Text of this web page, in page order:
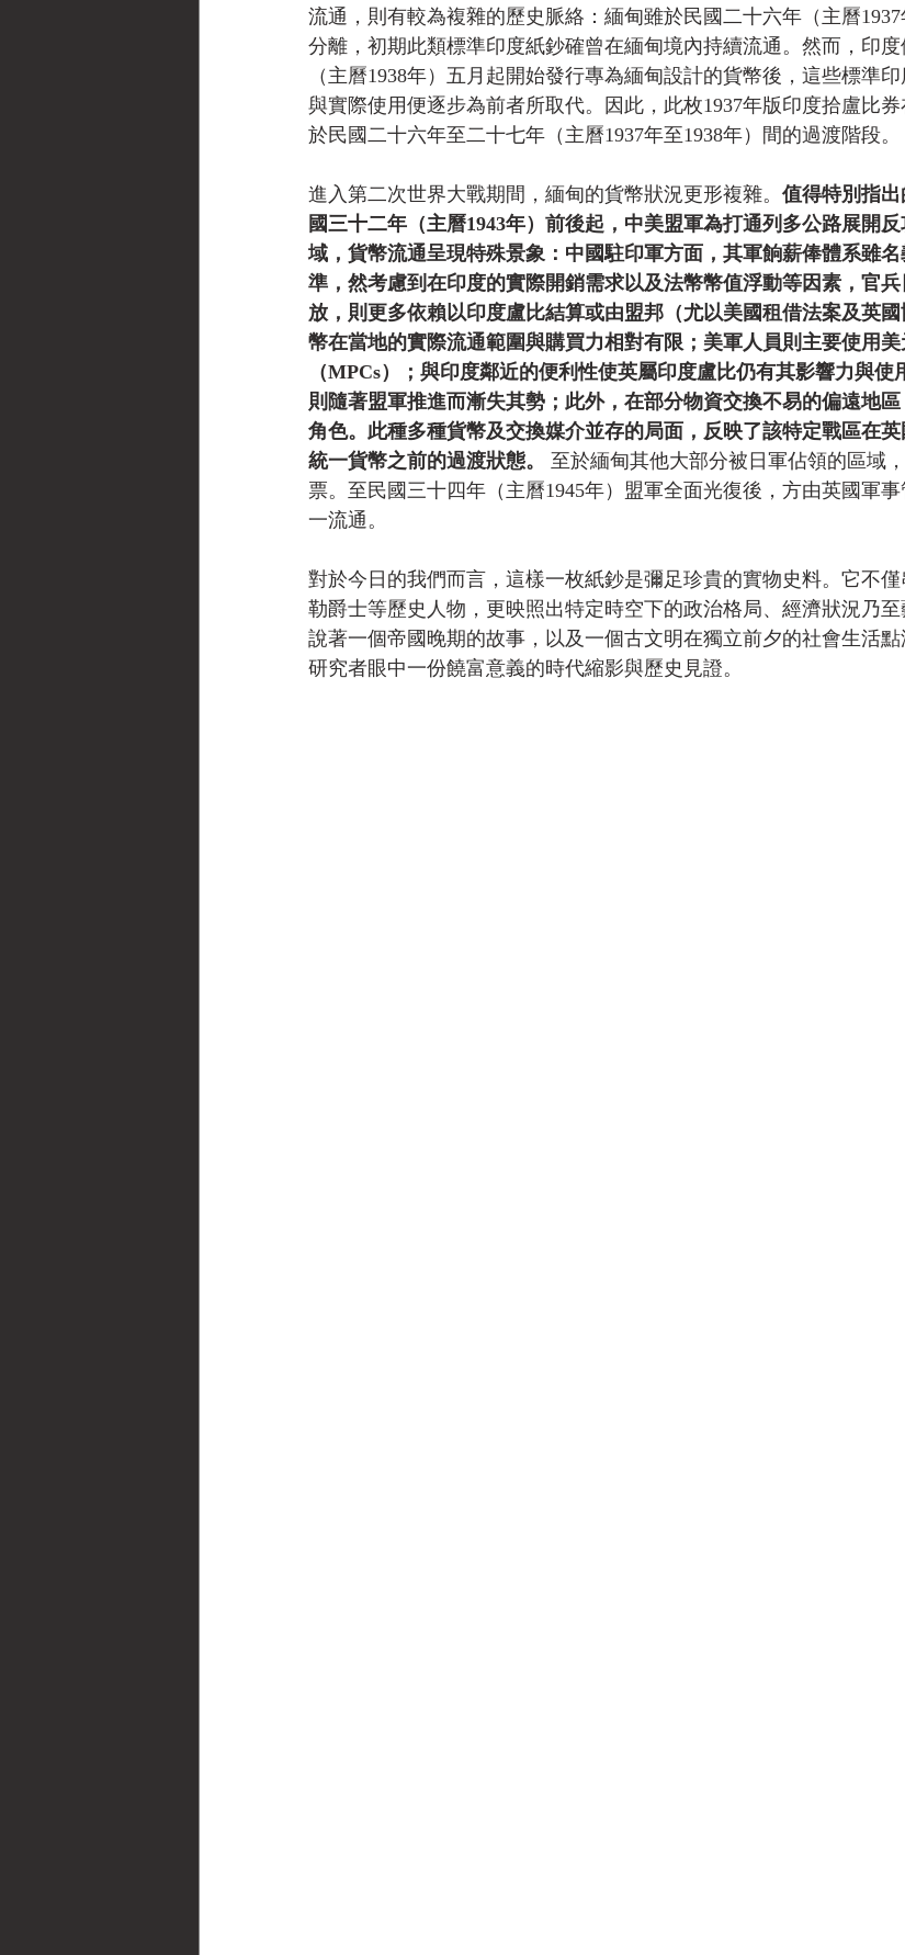
流通，則有較為複雜的歷史脈絡：緬甸雖於民國二十六年（主曆
分離，初期此類標準印度紙鈔確曾在緬甸境內持續流通。然而，印
（主曆1938年）五月起開始發行專為緬甸設計的貨幣後，這些標準
與實際使用便逐步為前者所取代。因此，此枚1937年版印度拾盧比
於民國二十六年至二十七年（主曆1937年至1938年）間的過渡階段。
進入第二次世界大戰期間，緬甸的貨幣狀況更形複雜。 值得特別指
國三十二年（主曆1943年）前後起，中美盟軍為打通列多公路展開
域，貨幣流通呈現特殊景象：中國駐印軍方面，其軍餉薪俸體系雖
準，然考慮到在印度的實際開銷需求以及法幣幣值浮動等因素，官
放，則更多依賴以印度盧比結算或由盟邦（尤以美國租借法案及英
幣在當地的實際流通範圍與購買力相對有限；美軍人員則主要使用
（MPCs）；與印度鄰近的便利性使英屬印度盧比仍有其影響力與
則隨著盟軍推進而漸失其勢；此外，在部分物資交換不易的偏遠地
角色。此種多種貨幣及交換媒介並存的局面，反映了該特定戰區在
統一貨幣之前的過渡狀態。
至於緬甸其他大部分被日軍佔領的區域
票。至民國三十四年（主曆1945年）盟軍全面光復後，方由英國軍
一流通。
對於今日的我們而言，這樣一枚紙鈔是彌足珍貴的實物史料。它不
勒爵士等歷史人物，更映照出特定時空下的政治格局、經濟狀況乃
說著一個帝國晚期的故事，以及一個古文明在獨立前夕的社會生活
研究者眼中一份饒富意義的時代縮影與歷史見證。